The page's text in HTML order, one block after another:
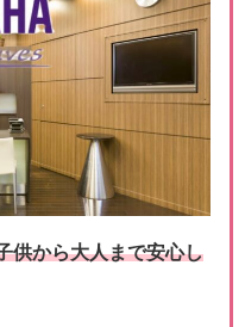
供から大人まで安心し